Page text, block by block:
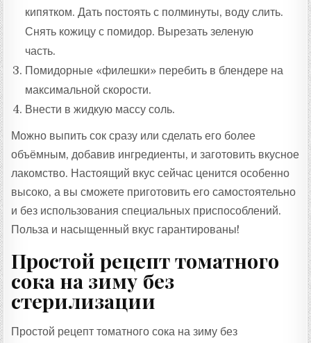
кипятком. Дать постоять с полминуты, воду слить.
Снять кожицу с помидор. Вырезать зеленую
часть.
Помидорные «филешки» перебить в блендере на
максимальной скорости.
Внести в жидкую массу соль.
Можно выпить сок сразу или сделать его более
объёмным, добавив ингредиенты, и заготовить вкусное
лакомство. Настоящий вкус сейчас ценится особенно
высоко, а вы сможете приготовить его самостоятельно
и без использования специальных приспособлений.
Польза и насыщенный вкус гарантированы!
Простой рецепт томатного
сока на зиму без
стерилизации
Простой рецепт томатного сока на зиму без